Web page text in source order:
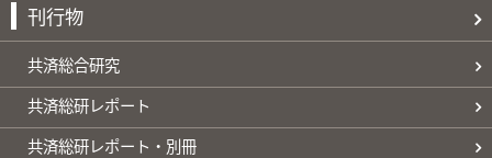
刊行物
共済総合研究
共済総研レポート
共済総研レポート・別冊